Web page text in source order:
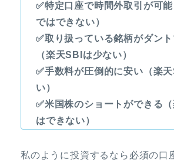
✅特定口座で時間外取引が可能
ではできない）
✅取り扱っている銘柄がダント
（楽天SBIは少ない）
✅手数料が圧倒的に安い（楽
い）
✅米国株のショートができる
はできない）
私のように投資するなら必須の口